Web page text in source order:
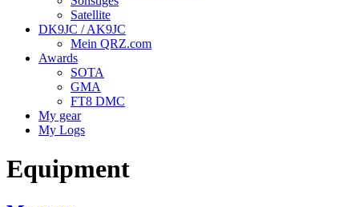
Satellite
DK9JC / AK9JC
Mein QRZ.com
Awards
SOTA
GMA
FT8 DMC
My gear
My Logs
Equipment